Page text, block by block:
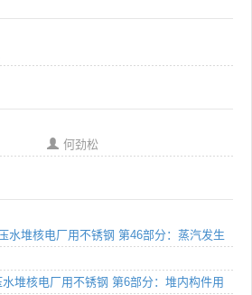
何劲松
水堆核电厂用不锈钢 第46部分：蒸汽发生
堆核电厂用不锈钢 第6部分：堆内构件用